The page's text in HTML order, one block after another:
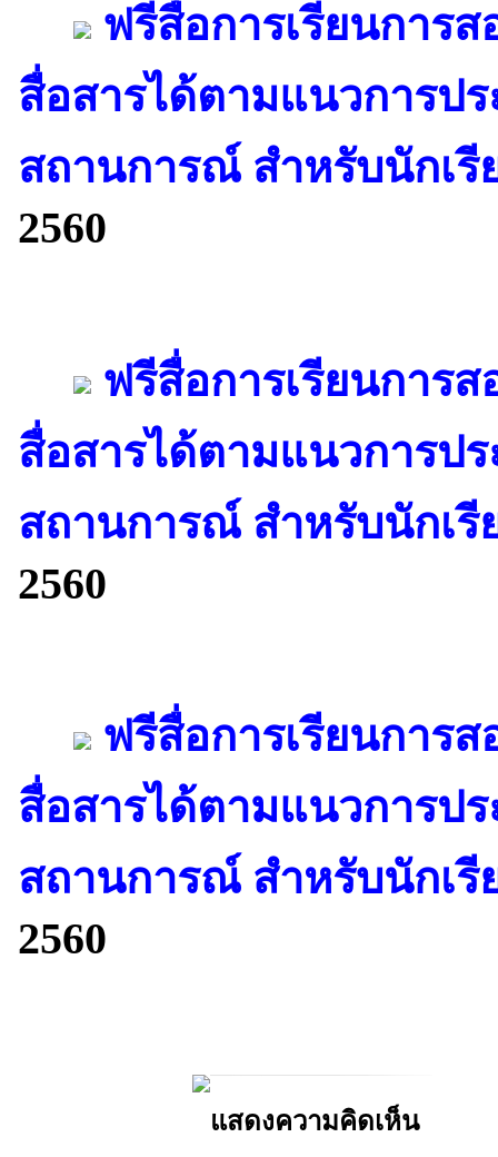
ฟรีสื่อการเรียนการ
สื่อสารได้ตามแนวการป
สถานการณ์ สำหรับนักเ
2560
ฟรีสื่อการเรียนการ
สื่อสารได้ตามแนวการป
สถานการณ์ สำหรับนักเ
2560
ฟรีสื่อการเรียนการ
สื่อสารได้ตามแนวการป
สถานการณ์ สำหรับนักเ
2560
แสดงความคิดเห็น